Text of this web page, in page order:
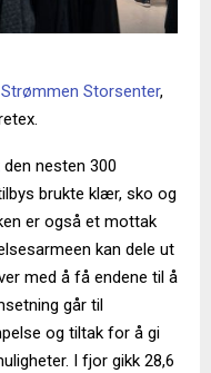
Strømmen Storsenter,
den nesten 300
brukte klær, sko og
er også et mottak
kan dele ut
med å få endene til å
går til
og tiltak for å gi
I fjor gikk 28,6